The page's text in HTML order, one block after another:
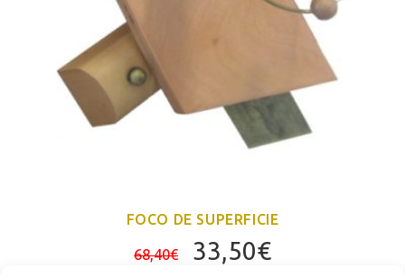
FOCO DE SUPERFICIE
68,40€
El
33,50€El